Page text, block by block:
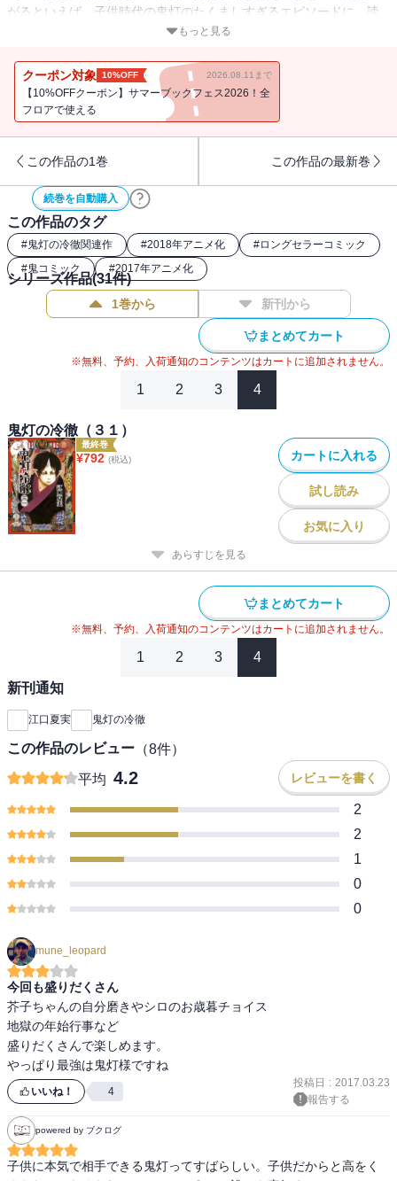
がるといえば、子供時代の鬼灯のたくましすぎるエピソードに、読
めば思わずブルっと来るはず！ そしてまきみきは番組企画で背筋
もっと見る
クーポン対象 10%OFF 2026.08.11まで
【10%OFFクーポン】サマーブックフェス2026！全
フロアで使える
この作品の1巻 この作品の最新巻
続巻を自動購入
この作品のタグ
#鬼灯の冷徹関連作 #2018年アニメ化 #ロングセラーコミック
#鬼コミック #2017年アニメ化
シリーズ作品(31件)
1巻から 新刊から
まとめてカート
※無料、予約、入荷通知のコンテンツはカートに追加されません。
1 2 3 4
鬼灯の冷徹（３１）
最終巻
¥792 (税込) カートに入れる
試し読み
お気に入り
あらすじを見る
まとめてカート
※無料、予約、入荷通知のコンテンツはカートに追加されません。
1 2 3 4
新刊通知
江口夏実 鬼灯の冷徹
この作品のレビュー （8件）
平均 4.2 レビューを書く
2
2
1
0
0
mune_leopard
今回も盛りだくさん
芥子ちゃんの自分磨きやシロのお歳暮チョイス
地獄の年始行事など
盛りだくさんで楽しめます。
やっぱり最強は鬼灯様ですね
いいね！ 4
投稿日 : 2017.03.23
報告する
powered by ブクログ
子供に本気で相手できる鬼灯ってすばらしい。子供だからと高をく